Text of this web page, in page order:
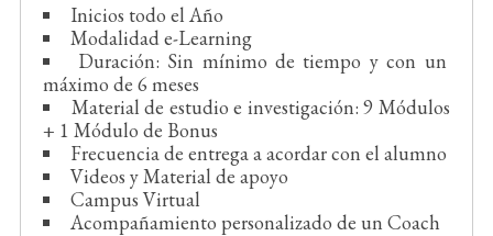
Inicios todo el Año
Modalidad e-Learning
Duración: Sin mínimo de tiempo y con un
máximo de 6 meses
Material de estudio e investigación: 9 Módulos
+ 1 Módulo de Bonus
Frecuencia de entrega a acordar con el alumno
Videos y Material de apoyo
Campus Virtual
Acompañamiento personalizado de un Coach